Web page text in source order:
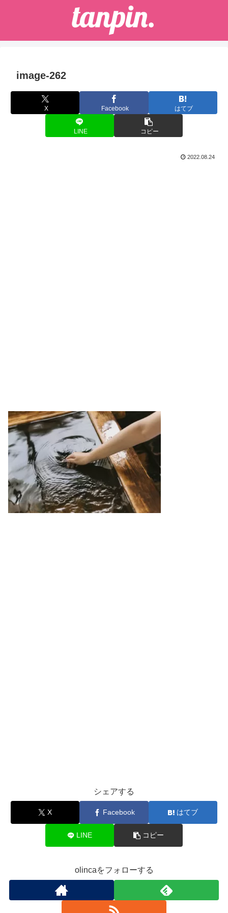
image-262
X Facebook はてブ
LINE コピー
2022.08.24
シェアする
X Facebook はてブ
LINE コピー
olincaをフォローする